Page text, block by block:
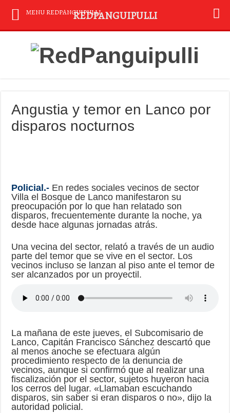
Angustia y temor en Lanco por
disparos nocturnos
Policial.- En redes sociales vecinos de sector
Villa el Bosque de Lanco manifestaron su
preocupación por lo que han relatado son
disparos, frecuentemente durante la noche, ya
desde hace algunas jornadas atrás.
Una vecina del sector, relató a través de un audio
parte del temor que se vive en el sector. Los
vecinos incluso se lanzan al piso ante el temor de
ser alcanzados por un proyectil.
La mañana de este jueves, el Subcomisario de
Lanco, Capitán Francisco Sánchez descartó que
al menos anoche se efectuara algún
procedimiento respecto de la denuncia de
vecinos, aunque si confirmó que al realizar una
fiscalización por el sector, sujetos huyeron hacia
los cerros del lugar. «Llamaban escuchando
disparos, sin saber si eran disparos o no», dijo la
autoridad policial.
MENU REDPANGUIPULLIREDPANGUIPULLI